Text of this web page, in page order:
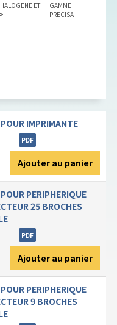
ET
GAMME
PRECISA
IMPRIMANTE
PDF
Ajouter au panier
PERIPHERIQUE
25 BROCHES
PDF
Ajouter au panier
PERIPHERIQUE
9 BROCHES